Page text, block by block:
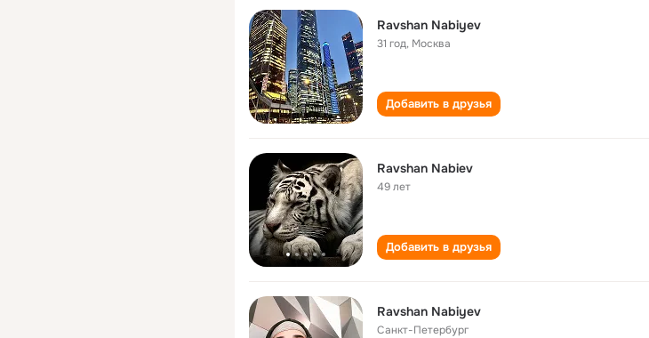
Ravshan Nabiyev
31 год, Москва
Добавить в друзья
Ravshan Nabiev
49 лет
Добавить в друзья
Rаvshаn Nаbiyev
Санкт-Петербург